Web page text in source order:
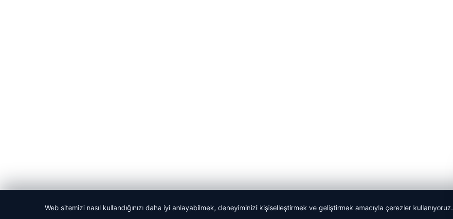
© 2026 Habercin – Güncel Haberler
Web sitemizi nasıl kullandığınızı daha iyi anlayabilmek, deneyiminizi kişiselleştirmek ve geliştirmek amacıyla çerezler kullanıyoruz.